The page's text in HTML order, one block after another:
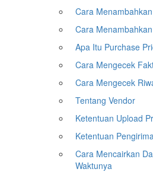
Cara
Cara
Apa Itu Purchase
Cara Mengecek
Cara Mengecek
Tentang Vendor
Ketentuan Upload
Ketentuan
Cara Mencairkan
Waktunya